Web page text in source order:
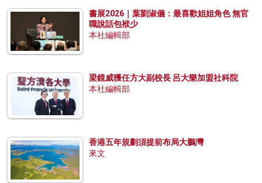
書展2026｜葉劉淑儀：最喜歡姐姐角色 無官
職說話包袱少
本社編輯部
梁鏡威獲任方大副校長 呂大樂加盟社科院
本社編輯部
香港五年規劃須提前布局大鵬灣
來文